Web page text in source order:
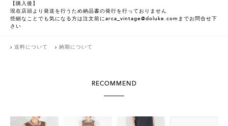
【購入後】
現在店頭より発送を行うため納品書の発行を行っておりません
些細なことでも気になる方は注文前にarca_vintage@doluke.comまでお問合せ下
さい
送料について 納期について
RECOMMEND